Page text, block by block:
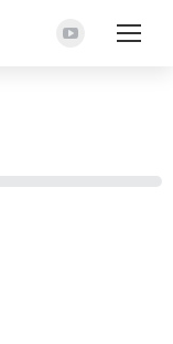
YouTube
neuen